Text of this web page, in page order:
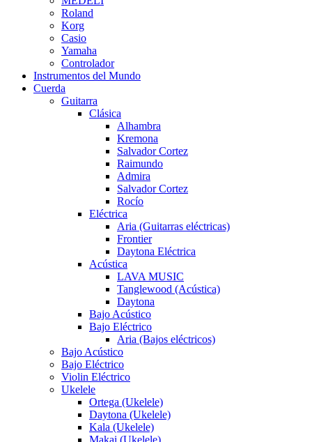
Roland
Korg
Casio
Yamaha
Controlador
Instrumentos del Mundo
Cuerda
Guitarra
Clásica
Alhambra
Kremona
Salvador Cortez
Raimundo
Admira
Salvador Cortez
Rocío
Eléctrica
Aria (Guitarras eléctricas)
Frontier
Daytona Eléctrica
Acústica
LAVA MUSIC
Tanglewood (Acústica)
Daytona
Bajo Acústico
Bajo Eléctrico
Aria (Bajos eléctricos)
Bajo Acústico
Bajo Eléctrico
Violin Eléctrico
Ukelele
Ortega (Ukelele)
Daytona (Ukelele)
Kala (Ukelele)
Makai (Ukelele)